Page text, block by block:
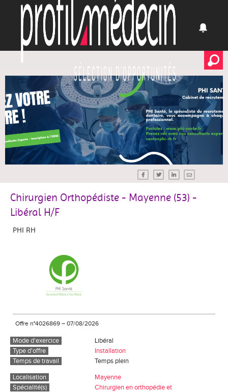
Chirurgien Orthopédiste - Mayenne (53) -
Libéral H/F
PHI RH
Offre n°4026869 – 07/08/2026
Mode d'exercice
Libéral
Type d'offre
Installation
Temps de travail
Temps plein
Localisation
Mayenne
Spécialité(s)
Chirurgien en orthopédie et